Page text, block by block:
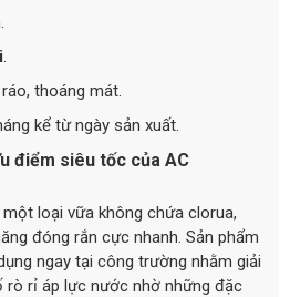
thoáng mát.
kể từ ngày sản xuất.
điểm siêu tốc của AC
một loại vữa không chứa clorua,
đóng rắn cực nhanh. Sản phẩm
ngay tại công trường nhằm giải
rò rỉ áp lực nước nhờ những đặc